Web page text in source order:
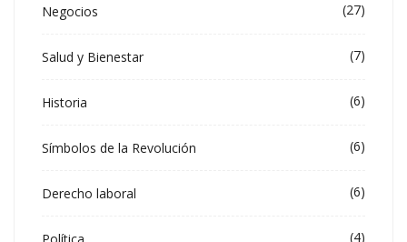
Negocios (27)
Salud y Bienestar (7)
Historia (6)
Símbolos de la Revolución (6)
Derecho laboral (6)
(4)